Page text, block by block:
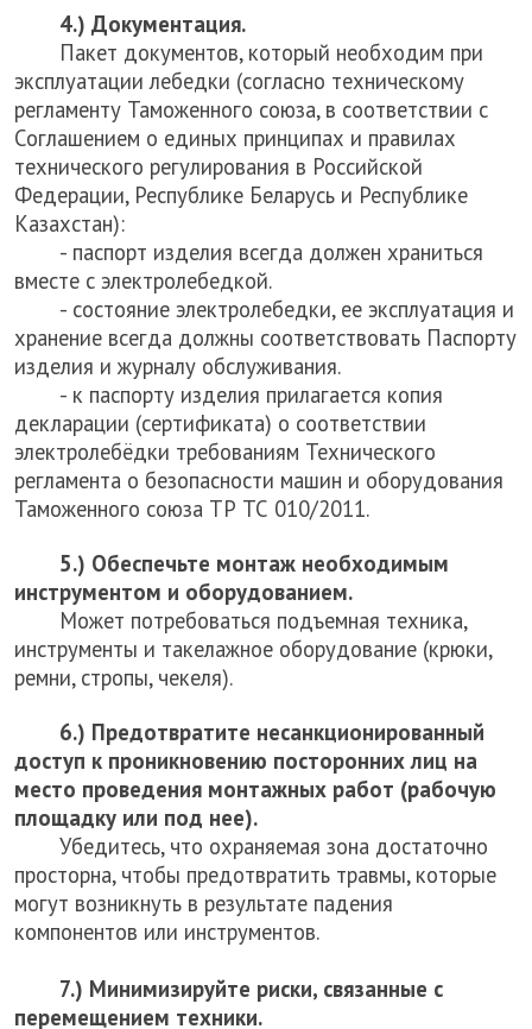
4.) Документация.
Пакет документов, который необходим при
эксплуатации лебедки (согласно техническому
регламенту Таможенного союза, в соответствии с
Соглашением о единых принципах и правилах
технического регулирования в Российской
Федерации, Республике Беларусь и Республике
Казахстан):
- паспорт изделия всегда должен храниться
вместе с электролебедкой.
- состояние электролебедки, ее эксплуатация и
хранение всегда должны соответствовать Паспорту
изделия и журналу обслуживания.
- к паспорту изделия прилагается копия
декларации (сертификата) о соответствии
электролебёдки требованиям Технического
регламента о безопасности машин и оборудования
Таможенного союза ТР ТС 010/2011.
5.) Обеспечьте монтаж необходимым
инструментом и оборудованием.
Может потребоваться подъемная техника,
инструменты и такелажное оборудование (крюки,
ремни, стропы, чекеля).
6.) Предотвратите несанкционированный
доступ к проникновению посторонних лиц на
место проведения монтажных работ (рабочую
площадку или под нее).
Убедитесь, что охраняемая зона достаточно
просторна, чтобы предотвратить травмы, которые
могут возникнуть в результате падения
компонентов или инструментов.
7.) Минимизируйте риски, связанные с
перемещением техники.